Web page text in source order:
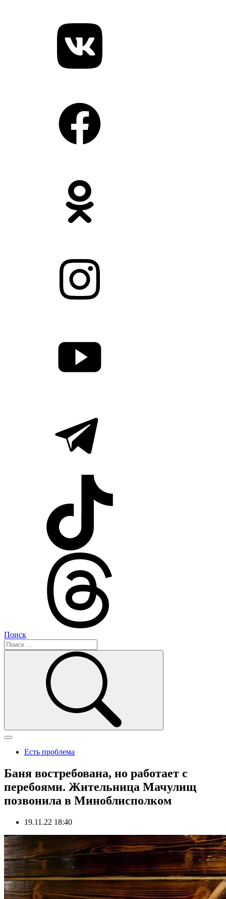
Поиск
Есть проблема
Баня востребована, но работает с
перебоями. Жительница Мачулищ
позвонила в Миноблисполком
19.11.22 18:40